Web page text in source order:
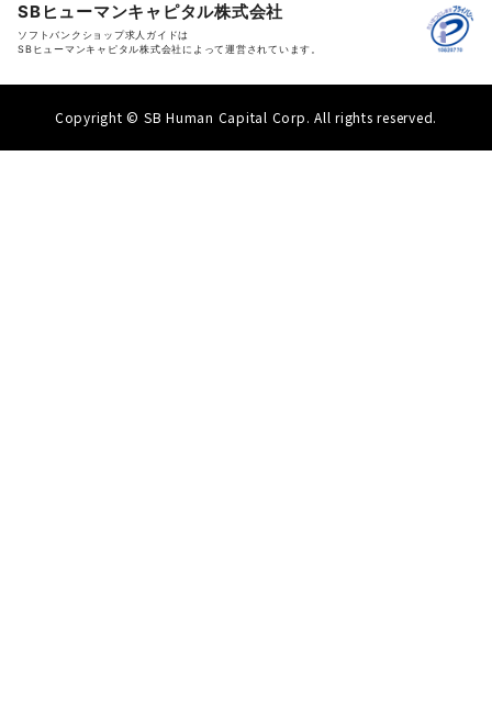
SBヒューマンキャピタル株式会社
ソフトバンクショップ求人ガイドは
SBヒューマンキャピタル株式会社によって運営されています。
Copyright © SB Human Capital Corp. All rights reserved.